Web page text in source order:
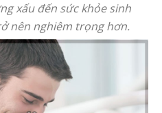
xấu đến sức khỏe sinh
nên nghiêm trọng hơn.